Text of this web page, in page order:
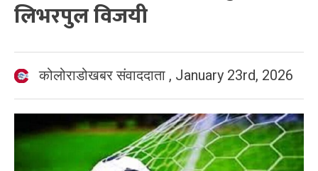
लिभरपुल विजयी
कोलोराडोखबर संवाददाता , January 23rd, 2026